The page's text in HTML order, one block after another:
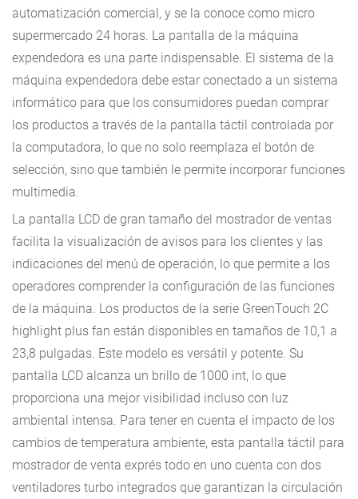
automatización comercial, y se la conoce como micro
supermercado 24 horas. La pantalla de la máquina
expendedora es una parte indispensable. El sistema de la
máquina expendedora debe estar conectado a un sistema
informático para que los consumidores puedan comprar
los productos a través de la pantalla táctil controlada por
la computadora, lo que no solo reemplaza el botón de
selección, sino que también le permite incorporar funciones
multimedia.
La pantalla LCD de gran tamaño del mostrador de ventas
facilita la visualización de avisos para los clientes y las
indicaciones del menú de operación, lo que permite a los
operadores comprender la configuración de las funciones
de la máquina. Los productos de la serie GreenTouch 2C
highlight plus fan están disponibles en tamaños de 10,1 a
23,8 pulgadas. Este modelo es versátil y potente. Su
pantalla LCD alcanza un brillo de 1000 int, lo que
proporciona una mejor visibilidad incluso con luz
ambiental intensa. Para tener en cuenta el impacto de los
cambios de temperatura ambiente, esta pantalla táctil para
mostrador de venta exprés todo en uno cuenta con dos
ventiladores turbo integrados que garantizan la circulación